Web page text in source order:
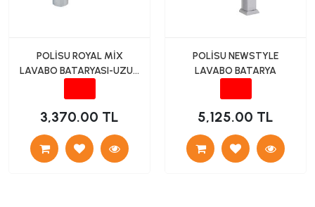
POLİSU ROYAL MİX
LAVABO BATARYASI-UZUN
3,370.00 TL
POLİSU NEWSTYLE
LAVABO BATARYA
5,125.00 TL